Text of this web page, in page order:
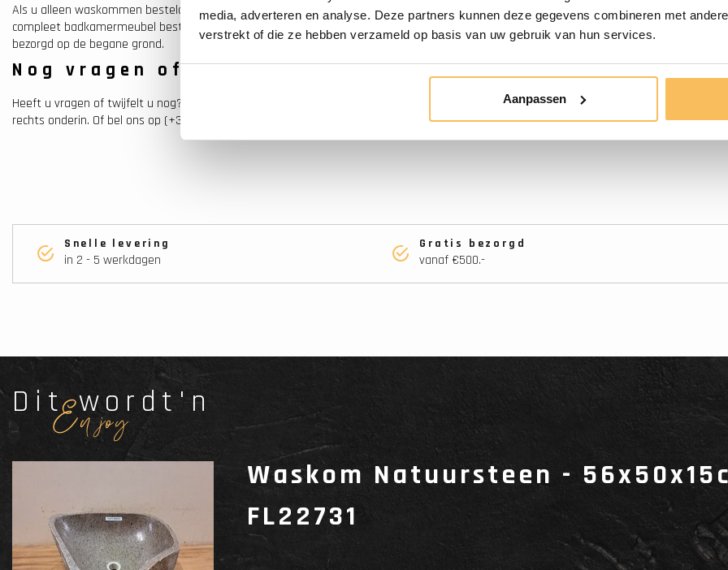
media, adverteren en analyse. Deze partners kunnen deze gegevens combineren met
verstrekt of die ze hebben verzameld op basis van uw gebruik van hun services.
Aanpassen
Als u alleen waskommen besteld worden deze verzonden door een externe pakketdienst. Als u een
compleet badkamermeubel besteld met deze waskommen wordt dit door onze eigen chauffeur
bezorgd op de begane grond.
Nog vragen of hulp nodig?
Heeft u vragen of twijfelt u nog? Neem gerust contact op met een van onze medewerkers via de chat
rechts onderin. Of bel ons op (+31) 55 5400998.
Snelle levering
in 2 - 5 werkdagen
Gratis bezorgd
vanaf €500.-
Dit wordt'n
Enjoy
Waskom Natuursteen -
FL22731